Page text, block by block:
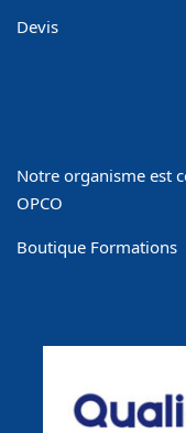
Devis
Notre organisme est
OPCO
Boutique Formations